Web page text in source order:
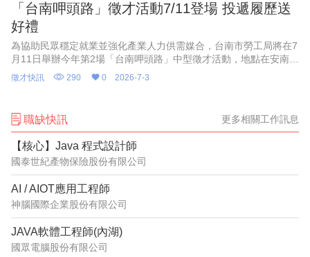
「台南呷頭路」徵才活動7/11登場 投遞履歷送
好禮
為協助民眾穩定就業並強化產業人力供需媒合，台南市勞工局將在7
月11日舉辦今年第2場「台南呷頭路」中型徵才活動，地點在安南區
經濟部南台灣創新園區，有超過20家廠商提供逾1000個職缺，歡迎
求職者參加。第
徵才快訊 290 0 2026-7-3
職缺快訊 更多相關工作訊息
【核心】Java 程式設計師
國泰世紀產物保險股份有限公司
AI / AIOT應用工程師
神腦國際企業股份有限公司
JAVA軟體工程師(內湖)
國眾電腦股份有限公司